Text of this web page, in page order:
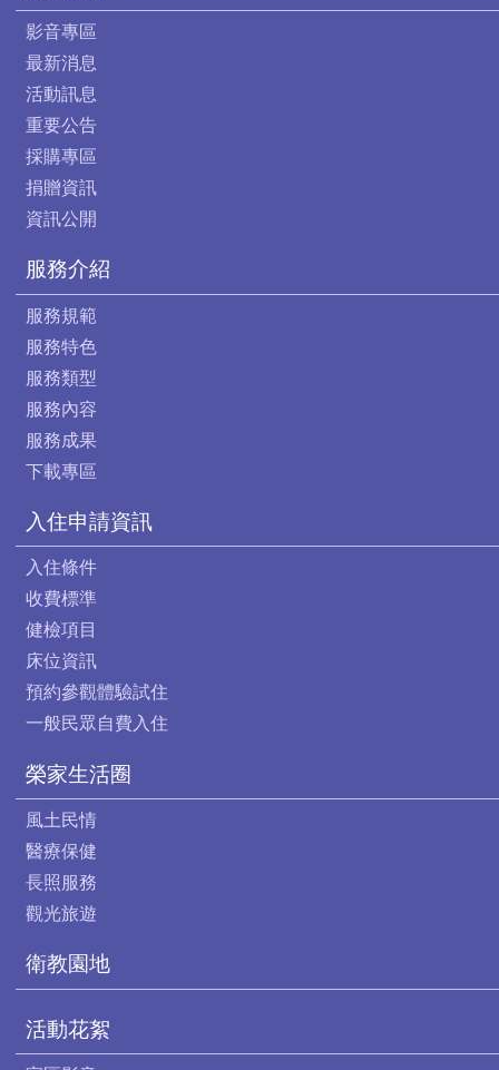
影音專區
最新消息
活動訊息
重要公告
採購專區
捐贈資訊
資訊公開
服務介紹
服務規範
服務特色
服務類型
服務內容
服務成果
下載專區
入住申請資訊
入住條件
收費標準
健檢項目
床位資訊
預約參觀體驗試住
一般民眾自費入住
榮家生活圈
風土民情
醫療保健
長照服務
觀光旅遊
衛教園地
活動花絮